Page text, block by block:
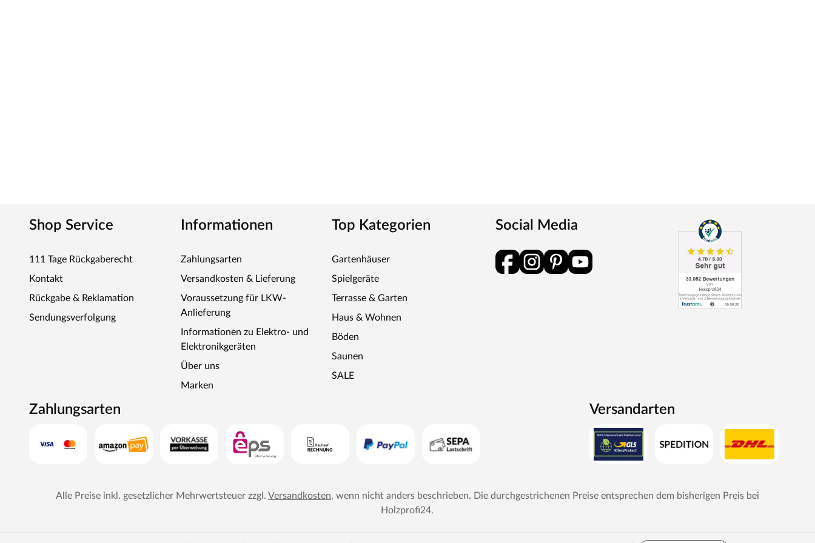
Shop Service
111 Tage Rückgaberecht
Kontakt
Rückgabe & Reklamation
Sendungsverfolgung
Informationen
Zahlungsarten
Versandkosten & Lieferung
Voraussetzung für LKW-
Anlieferung
Informationen zu Elektro- und
Elektronikgeräten
Über uns
Marken
Top Kategorien
Gartenhäuser
Spielgeräte
Terrasse & Garten
Haus & Wohnen
Böden
Saunen
SALE
Social Media
Zahlungsarten Versandarten
Alle Preise inkl. gesetzlicher Mehrwertsteuer zzgl. Versandkosten, wenn nicht anders beschrieben. Die durchgestrichenen Preise entsprechen dem bisherigen Preis bei
Holzprofi24.